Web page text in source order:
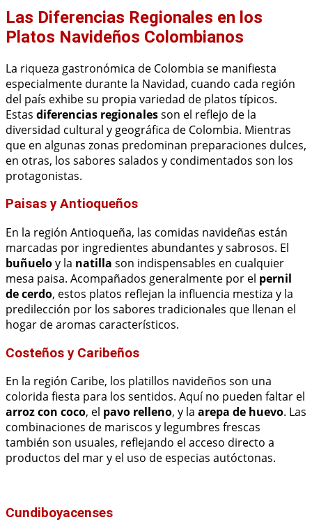
Las Diferencias Regionales en los
Platos Navideños Colombianos
La riqueza gastronómica de Colombia se manifiesta
especialmente durante la Navidad, cuando cada región
del país exhibe su propia variedad de platos típicos.
Estas diferencias regionalesson el reflejo de la
diversidad cultural y geográfica de Colombia. Mientras
que en algunas zonas predominan preparaciones dulces,
en otras, los sabores salados y condimentados son los
protagonistas.
Paisas y Antioqueños
En la región Antioqueña, las comidas navideñas están
marcadas por ingredientes abundantes y sabrosos. El
buñueloy la natilla son indispensables en cualquier
mesa paisa. Acompañados generalmente por el pernil
de cerdo, estos platos reflejan la influencia mestiza y la
predilección por los sabores tradicionales que llenan el
hogar de aromas característicos.
Costeños y Caribeños
En la región Caribe, los platillos navideños son una
colorida fiesta para los sentidos. Aquí no pueden faltar el
arroz con coco, el pavo relleno, y la arepa de huevo. Las
combinaciones de mariscos y legumbres frescas
también son usuales, reflejando el acceso directo a
productos del mar y el uso de especias autóctonas.
Cundiboyacenses